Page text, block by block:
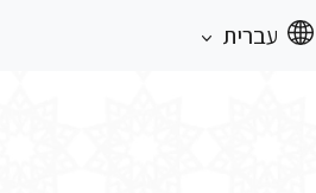
עברית